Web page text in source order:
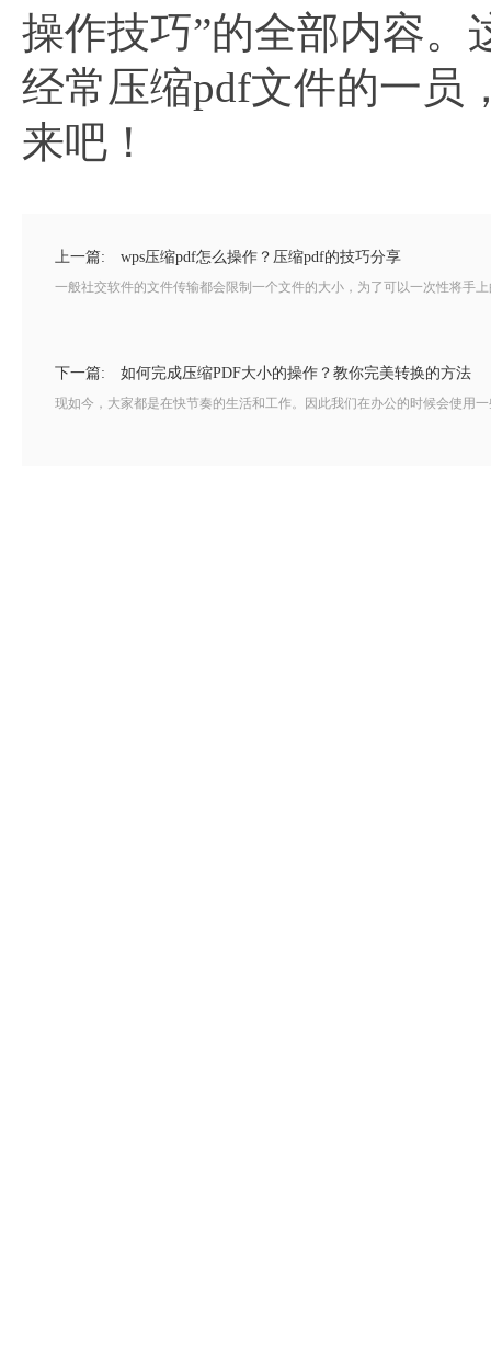
操作技巧”的全部内容。
经常压缩pdf文件的一员
来吧！
上一篇: wps压缩pdf怎么操作？压缩pdf的技巧分享
一般社交软件的文件传输都会限制一个文件的大小，为了可以一次性将手
下一篇: 如何完成压缩PDF大小的操作？教你完美转换的方法
现如今，大家都是在快节奏的生活和工作。因此我们在办公的时候会使用